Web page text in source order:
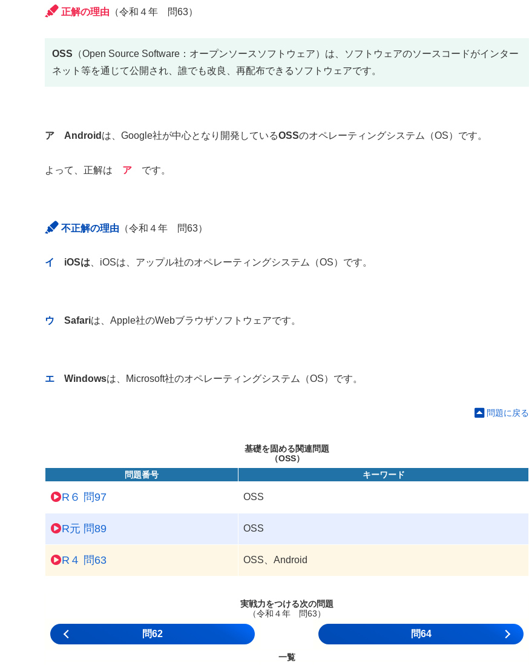
正解の理由 （令和４年 問63）
OSS （Open Source Software：オープンソースソフトウェア）は、ソフトウェアのソースコードがインター
ネット等を通じて公開され、誰でも改良、再配布できるソフトウェアです。
ア Android は、Google社が中心となり開発しているOSSのオペレーティングシステム（OS）です。
よって、正解は ア です。
不正解の理由 （令和４年 問63）
イ iOSは、iOSは、アップル社のオペレーティングシステム（OS）です。
ウ Safariは、Apple社のWebブラウザソフトウェアです。
エ Windowsは、Microsoft社のオペレーティングシステム（OS）です。
問題に戻る
基礎を固める関連問題
（OSS）
問題番号
キーワード
R６ 問97 OSS
R元 問89 OSS
R４ 問63 OSS、Android
実戦力をつける次の問題
（令和４年 問63）
問62 問64
一覧